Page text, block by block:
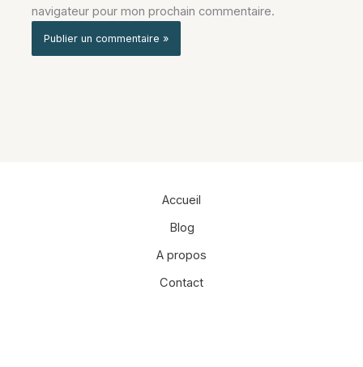
navigateur pour mon prochain commentaire.
Accueil
Blog
A propos
Contact